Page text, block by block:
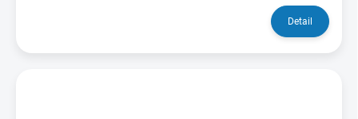
Detail